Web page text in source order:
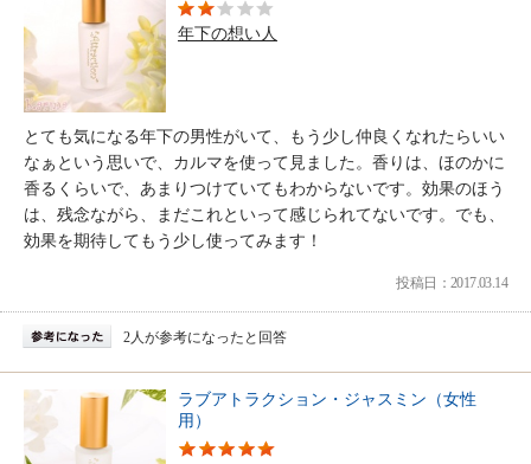
年下の想い人
とても気になる年下の男性がいて、もう少し仲良くなれたらいい
なぁという思いで、カルマを使って見ました。香りは、ほのかに
香るくらいで、あまりつけていてもわからないです。効果のほう
は、残念ながら、まだこれといって感じられてないです。でも、
効果を期待してもう少し使ってみます！
投稿日：2017.03.14
2人が参考になったと回答
ラブアトラクション・ジャスミン（女性
用）